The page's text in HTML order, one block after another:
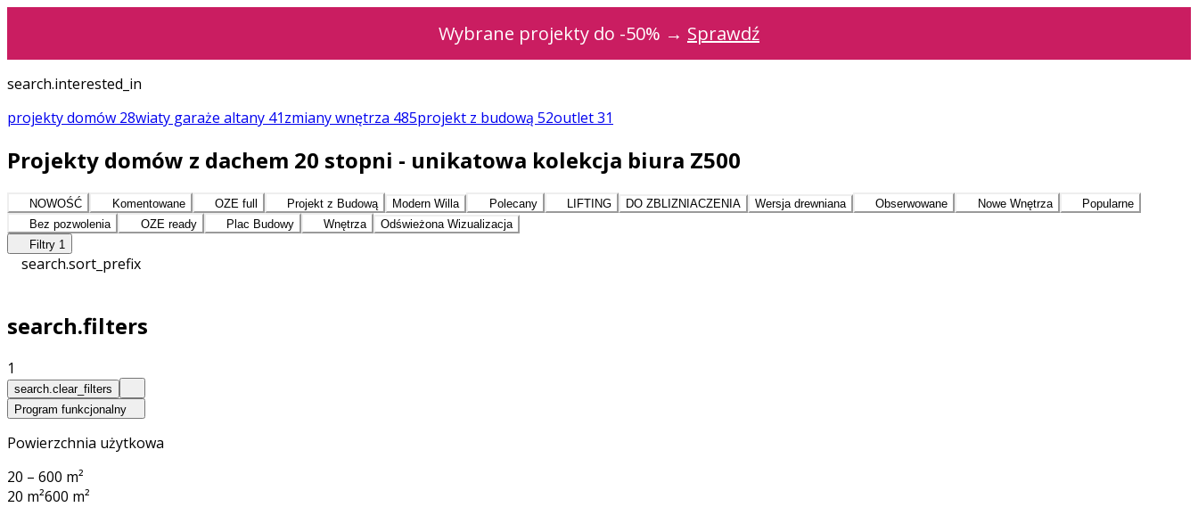
Wybrane projekty do -50% → Sprawdź
search.interested_in
projekty domów 28wiaty garaże altany 41zmianywnętrza 485projekt z budową 52outlet31
Projekty domów z dachem 20 stopni - unikatowa kolekcja biura Z500
NOWOŚĆ Komentowane OZE full Projekt z Budową Modern Willa Polecany LIFTING DO ZBLIZNIACZENIA Wersja drewniana Obserwowane Nowe Wnętrza
Popularne
Bez pozwolenia
OZE ready Plac Budowy Wnętrza
Odświeżona Wizualizacja
Filtry 1
search.sort_prefix
search.filters
1
search.clear_filters
Program funkcjonalny
Powierzchnia użytkowa
20 – 600 m²
20 m²600 m²